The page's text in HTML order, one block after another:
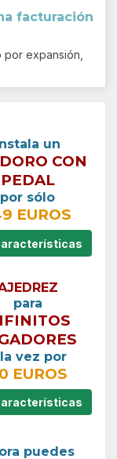
facturación
por expansión,
Instala un
CON
PEDAL
por sólo
EUROS
para
vez por
EUROS
puedes